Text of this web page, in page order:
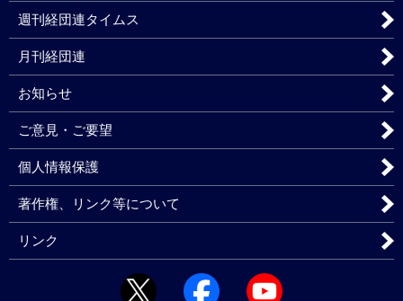
週刊経団連タイムス
月刊経団連
お知らせ
ご意見・ご要望
個人情報保護
著作権、リンク等について
リンク